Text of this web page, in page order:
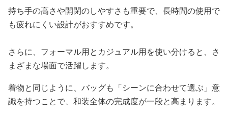
持ち手の高さや開閉のしやすさも重要で、長時間の使用で
も疲れにくい設計がおすすめです。
さらに、フォーマル用とカジュアル用を使い分けると、さ
まざまな場面で活躍します。
着物と同じように、バッグも「シーンに合わせて選ぶ」意
識を持つことで、和装全体の完成度が一段と高まります。